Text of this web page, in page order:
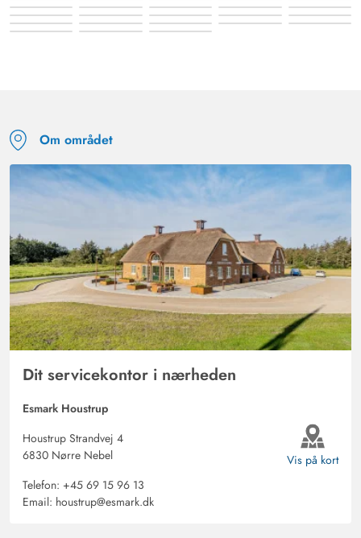
Om området
Dit servicekontor i nærheden
Esmark Houstrup
Houstrup Strandvej 4
6830 Nørre Nebel
Telefon: +45 69 15 96 13
Email: houstrup@esmark.dk
Vis på kort